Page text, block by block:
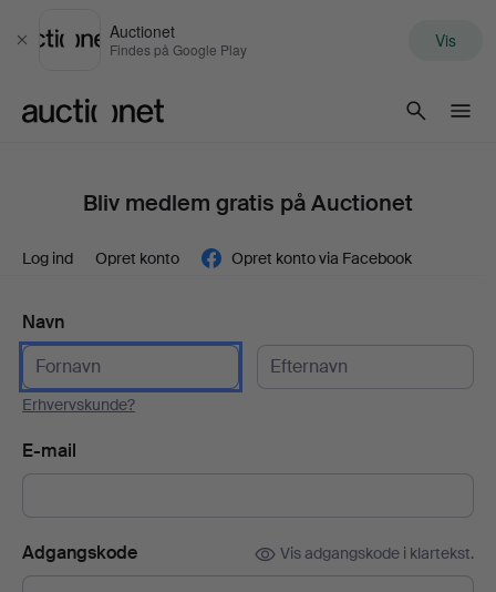
Luk
Auctionet
Findes på Google Play Vis
Bliv medlem gratis på Auctionet
Log ind Opret konto Opret konto via Facebook
Navn
Erhvervskunde?
E-mail
Adgangskode Vis adgangskode i klartekst.